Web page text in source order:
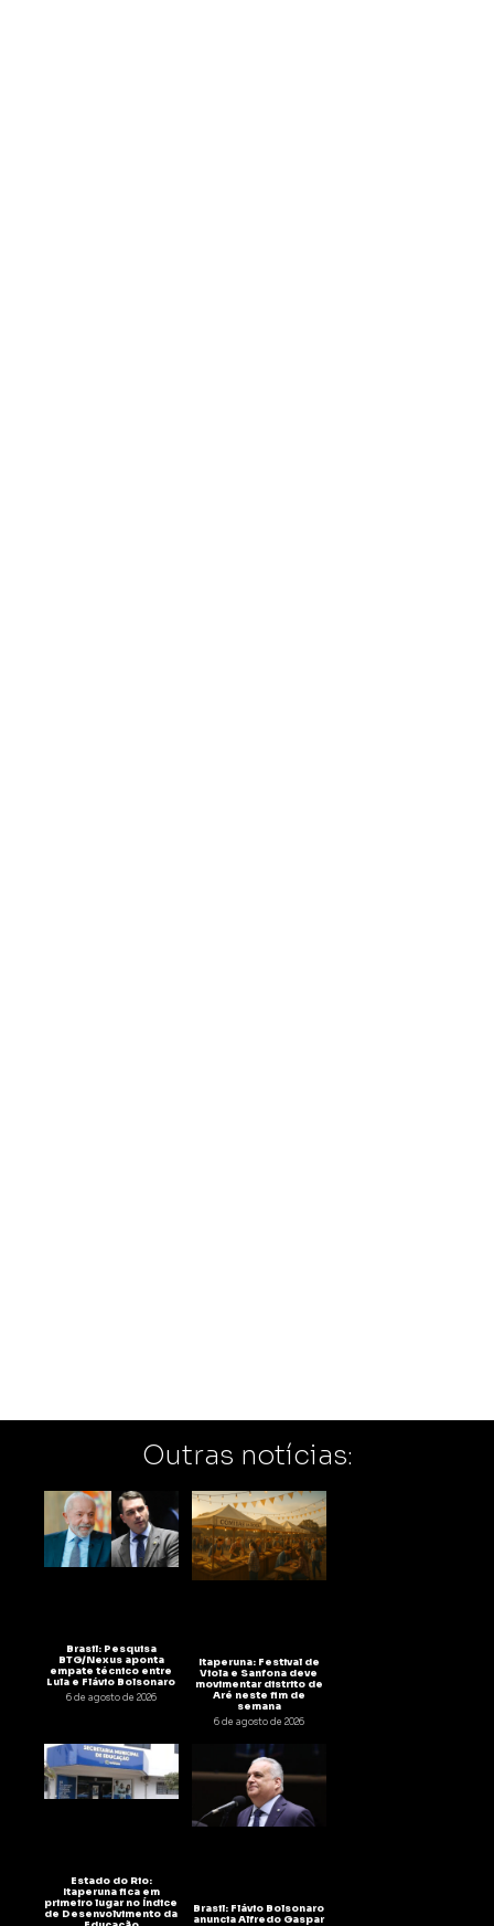
Outras notícias:
Brasil: Pesquisa
BTG/Nexus aponta
empate técnico entre
Lula e Flávio Bolsonaro
6 de agosto de 2026
Itaperuna: Festival de
Viola e Sanfona deve
movimentar distrito de
Aré neste fim de
semana
6 de agosto de 2026
Estado do Rio:
Itaperuna fica em
primeiro lugar no Índice
de Desenvolvimento da
Brasil: Flávio Bolsonaro
anuncia Alfredo Gaspar